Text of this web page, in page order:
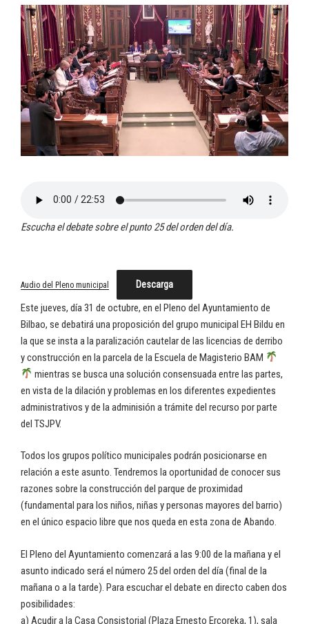
Escucha el debate sobre el punto 25 del orden del día.
Audio del Pleno municipal Descarga
Este jueves, día 31 de octubre, en el Pleno del Ayuntamiento de
Bilbao, se debatirá una proposición del grupo municipal EH Bildu en
la que se insta a la paralización cautelar de las licencias de derribo
y construcción en la parcela de la Escuela de Magisterio BAM
mientras se busca una solución consensuada entre las partes,
en vista de la dilación y problemas en los diferentes expedientes
administrativos y de la adminisión a trámite del recurso por parte
del TSJPV.
Todos los grupos político municipales podrán posicionarse en
relación a este asunto. Tendremos la oportunidad de conocer sus
razones sobre la construcción del parque de proximidad
(fundamental para los niños, niñas y personas mayores del barrio)
en el único espacio libre que nos queda en esta zona de Abando.
El Pleno del Ayuntamiento comenzará a las 9:00 de la mañana y el
asunto indicado será el número 25 del orden del día (final de la
mañana o a la tarde). Para escuchar el debate en directo caben dos
posibilidades:
a) Acudir a la Casa Consistorial (Plaza Ernesto Ercoreka, 1), sala